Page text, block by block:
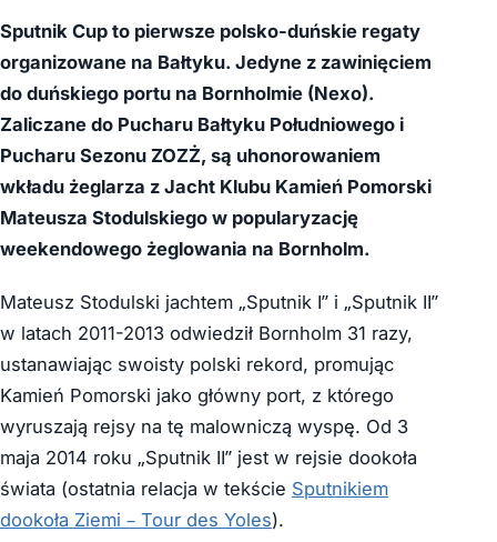
Sputnik Cup to pierwsze polsko-duńskie regaty
organizowane na Bałtyku. Jedyne z zawinięciem
do duńskiego portu na Bornholmie (Nexo).
Zaliczane do Pucharu Bałtyku Południowego i
Pucharu Sezonu ZOZŻ, są uhonorowaniem
wkładu żeglarza z Jacht Klubu Kamień Pomorski
Mateusza Stodulskiego w popularyzację
weekendowego żeglowania na Bornholm.
Mateusz Stodulski jachtem „Sputnik I” i „Sputnik II”
w latach 2011-2013 odwiedził Bornholm 31 razy,
ustanawiając swoisty polski rekord, promując
Kamień Pomorski jako główny port, z którego
wyruszają rejsy na tę malowniczą wyspę. Od 3
maja 2014 roku „Sputnik II” jest w rejsie dookoła
świata (ostatnia relacja w tekście Sputnikiem
dookoła Ziemi – Tour des Yoles).